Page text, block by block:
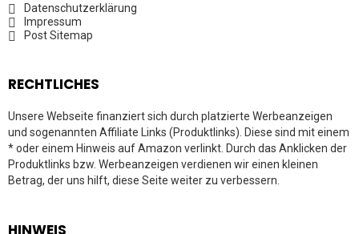
Datenschutzerklärung
Impressum
Post Sitemap
RECHTLICHES
Unsere Webseite finanziert sich durch platzierte Werbeanzeigen
und sogenannten Affiliate Links (Produktlinks). Diese sind mit einem
* oder einem Hinweis auf Amazon verlinkt. Durch das Anklicken der
Produktlinks bzw. Werbeanzeigen verdienen wir einen kleinen
Betrag, der uns hilft, diese Seite weiter zu verbessern.
HINWEIS